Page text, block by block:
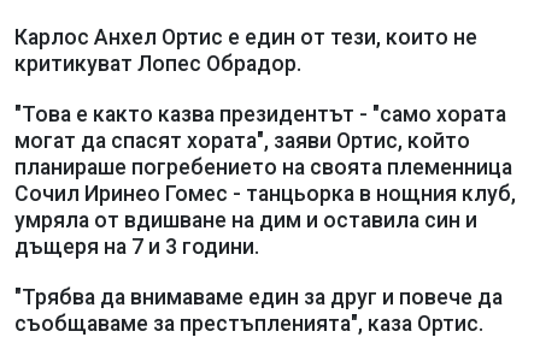
Карлос Анхел Ортис е един от тези, които не
критикуват Лопес Обрадор.
"Това е както казва президентът - "само хората
могат да спасят хората", заяви Ортис, който
планираше погребението на своята племенница
Сочил Иринео Гомес - танцьорка в нощния клуб,
умряла от вдишване на дим и оставила син и
дъщеря на 7 и 3 години.
"Трябва да внимаваме един за друг и повече да
съобщаваме за престъпленията", каза Ортис.